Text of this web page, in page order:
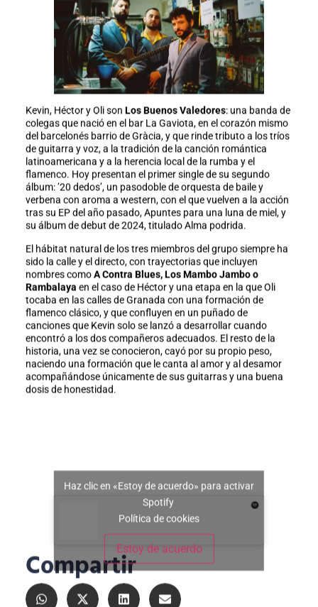
Kevin, Héctor y Oli son Los Buenos Valedores: una banda de
colegas que nació en el bar La Gaviota, en el corazón mismo
del barcelonés barrio de Gràcia, y que rinde tributo a los tríos
de guitarra y voz, a la tradición de la canción romántica
latinoamericana y a la herencia local de la rumba y el
flamenco. Hoy presentan el primer single de su segundo
álbum: ’20 dedos’, un pasodoble de orquesta de baile y
verbena con aroma a western, con el que vuelven a la acción
tras su EP del año pasado, Apuntes para una luna de miel, y
su álbum de debut de 2024, titulado Alma podrida.
El hábitat natural de los tres miembros del grupo siempre ha
sido la calle y el directo, con trayectorias que incluyen
nombres comoA Contra Blues, Los Mambo Jambo o
Rambalaya en el caso de Héctor y una etapa en la que Oli
tocaba en las calles de Granada con una formación de
flamenco clásico, y que confluyen en un puñado de
canciones que Kevin solo se lanzó a desarrollar cuando
encontró a los dos compañeros adecuados. El resto de la
historia, una vez se conocieron, cayó por su propio peso,
naciendo una formación que le canta al amor y al desamor
acompañándose únicamente de sus guitarras y una buena
dosis de honestidad.
Haz clic en «Estoy de acuerdo» para activar
Spotify
Política de cookies
Estoy de acuerdo
Compartir